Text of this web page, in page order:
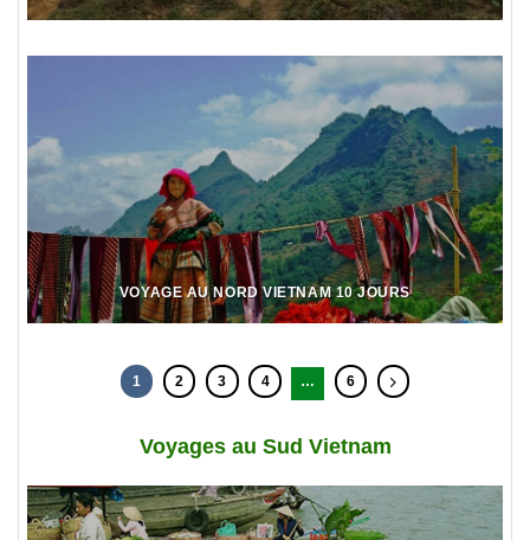
VOYAGE AU NORD VIETNAM 10 JOURS
1 2 3 4 … 6
Voyages au Sud Vietnam